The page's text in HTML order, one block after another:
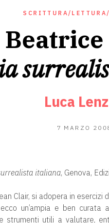
SCRITTURA/LETTURA/
Beatrice
Luca
7 MARZO
italiana, Genova,
Clair, si adopera in
un’ampia e ben
strumenti utili a valutare,